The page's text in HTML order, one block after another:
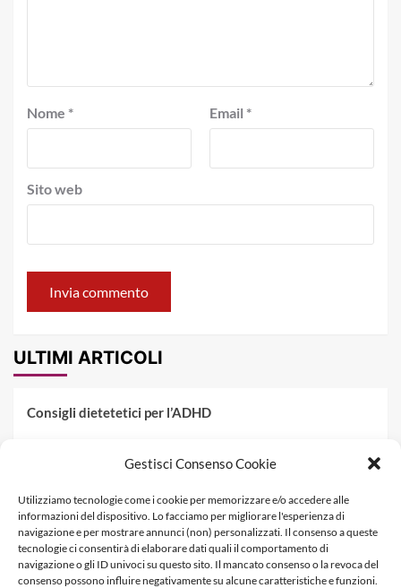
Gestisci Consenso Cookie
Utilizziamo tecnologie come i cookie per memorizzare e/o accedere alle
informazioni del dispositivo. Lo facciamo per migliorare l'esperienza di
navigazione e per mostrare annunci (non) personalizzati. Il consenso a queste
tecnologie ci consentirà di elaborare dati quali il comportamento di
navigazione o gli ID univoci su questo sito. Il mancato consenso o la revoca del
consenso possono influire negativamente su alcune caratteristiche e funzioni.
Nome * Email *
Sito web
ULTIMI ARTICOLI
Consigli dietetetici per l’ADHD
Fenilchetonuria
Dieta militare: come funziona, opinioni e schema tipo per
dimagrire in 3 giorni